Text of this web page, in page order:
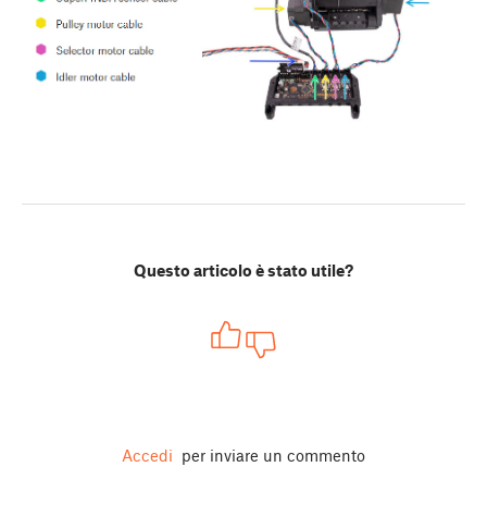
Questo articolo è stato utile?
Accedi per inviare un commento